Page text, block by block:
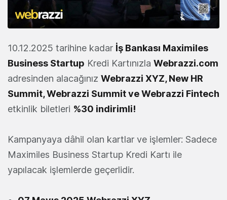
10.12.2025 tarihine kadar İş Bankası Maximiles
Business Startup Kredi Kartınızla Webrazzi.com
adresinden alacağınız Webrazzi XYZ, New HR
Summit, Webrazzi Summit ve Webrazzi Fintech
etkinlik biletleri %30 indirimli!
​Kampanyaya dâhil olan kartlar ve işlemler: Sadece
Maximiles Business Startup Kredi Kartı ile
yapılacak işlemlerde geçerlidir.